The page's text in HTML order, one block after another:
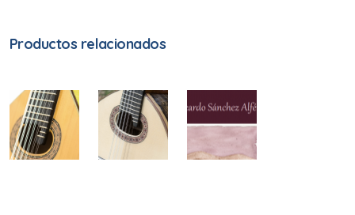
Productos relacionados